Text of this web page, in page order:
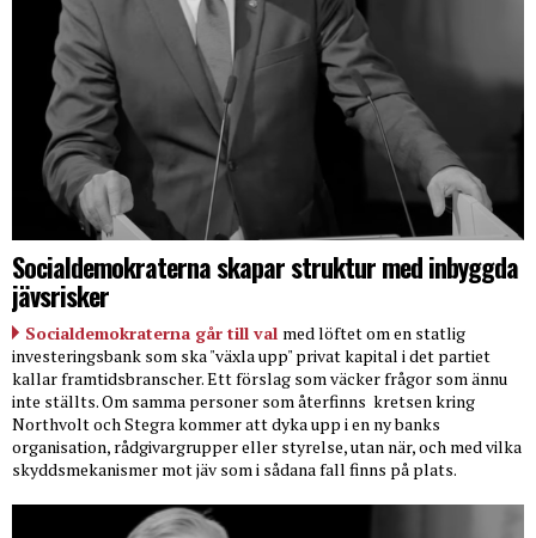
Socialdemokraterna skapar struktur med inbyggda
jävsrisker
Socialdemokraterna går till val med löftet om en statlig
investeringsbank som ska "växla upp" privat kapital i det partiet
kallar framtidsbranscher. Ett förslag som väcker frågor som ännu
inte ställts. Om samma personer som återfinns kretsen kring
Northvolt och Stegra kommer att dyka upp i en ny banks
organisation, rådgivargrupper eller styrelse, utan när, och med vilka
skyddsmekanismer mot jäv som i sådana fall finns på plats.